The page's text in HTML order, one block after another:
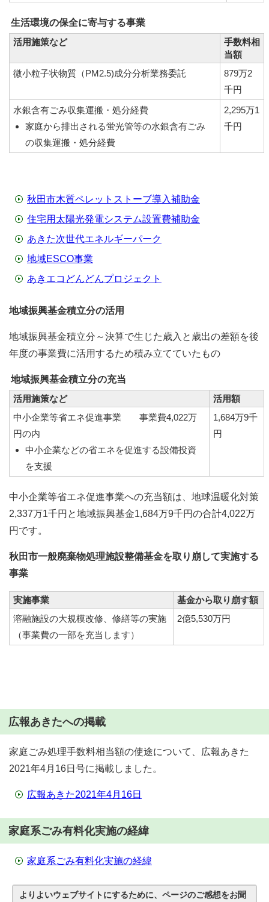
生活環境の保全に寄与する事業
活用施策など
手数料相
当額
微小粒子状物質（PM2.5)成分分析業務委託
879万2
千円
水銀含有ごみ収集運搬・処分経費
家庭から排出される蛍光管等の水銀含有ごみ
の収集運搬・処分経費
2,295万1
千円
秋田市木質ペレットストーブ導入補助金
住宅用太陽光発電システム設置費補助金
あきた次世代エネルギーパーク
地域ESCO事業
あきエコどんどんプロジェクト
地域振興基金積立分の活用
地域振興基金積立分～決算で生じた歳入と歳出の差額を後
年度の事業費に活用するため積み立てていたもの
地域振興基金積立分の充当
活用施策など
活用額
中小企業等省エネ促進事業 事業費4,022万
円の内
中小企業などの省エネを促進する設備投資
を支援
1,684万9千
円
中小企業等省エネ促進事業への充当額は、地球温暖化対策
2,337万1千円と地域振興基金1,684万9千円の合計4,022万
円です。
秋田市一般廃棄物処理施設整備基金を取り崩して実施する
事業
実施事業
基金から取り崩す額
溶融施設の大規模改修、修繕等の実施
（事業費の一部を充当します）
2億5,530万円
広報あきたへの掲載
家庭ごみ処理手数料相当額の使途について、広報あきた
2021年4月16日号に掲載しました。
広報あきた2021年4月16日
家庭系ごみ有料化実施の経緯
家庭系ごみ有料化実施の経緯
よりよいウェブサイトにするために、ページのご感想をお聞